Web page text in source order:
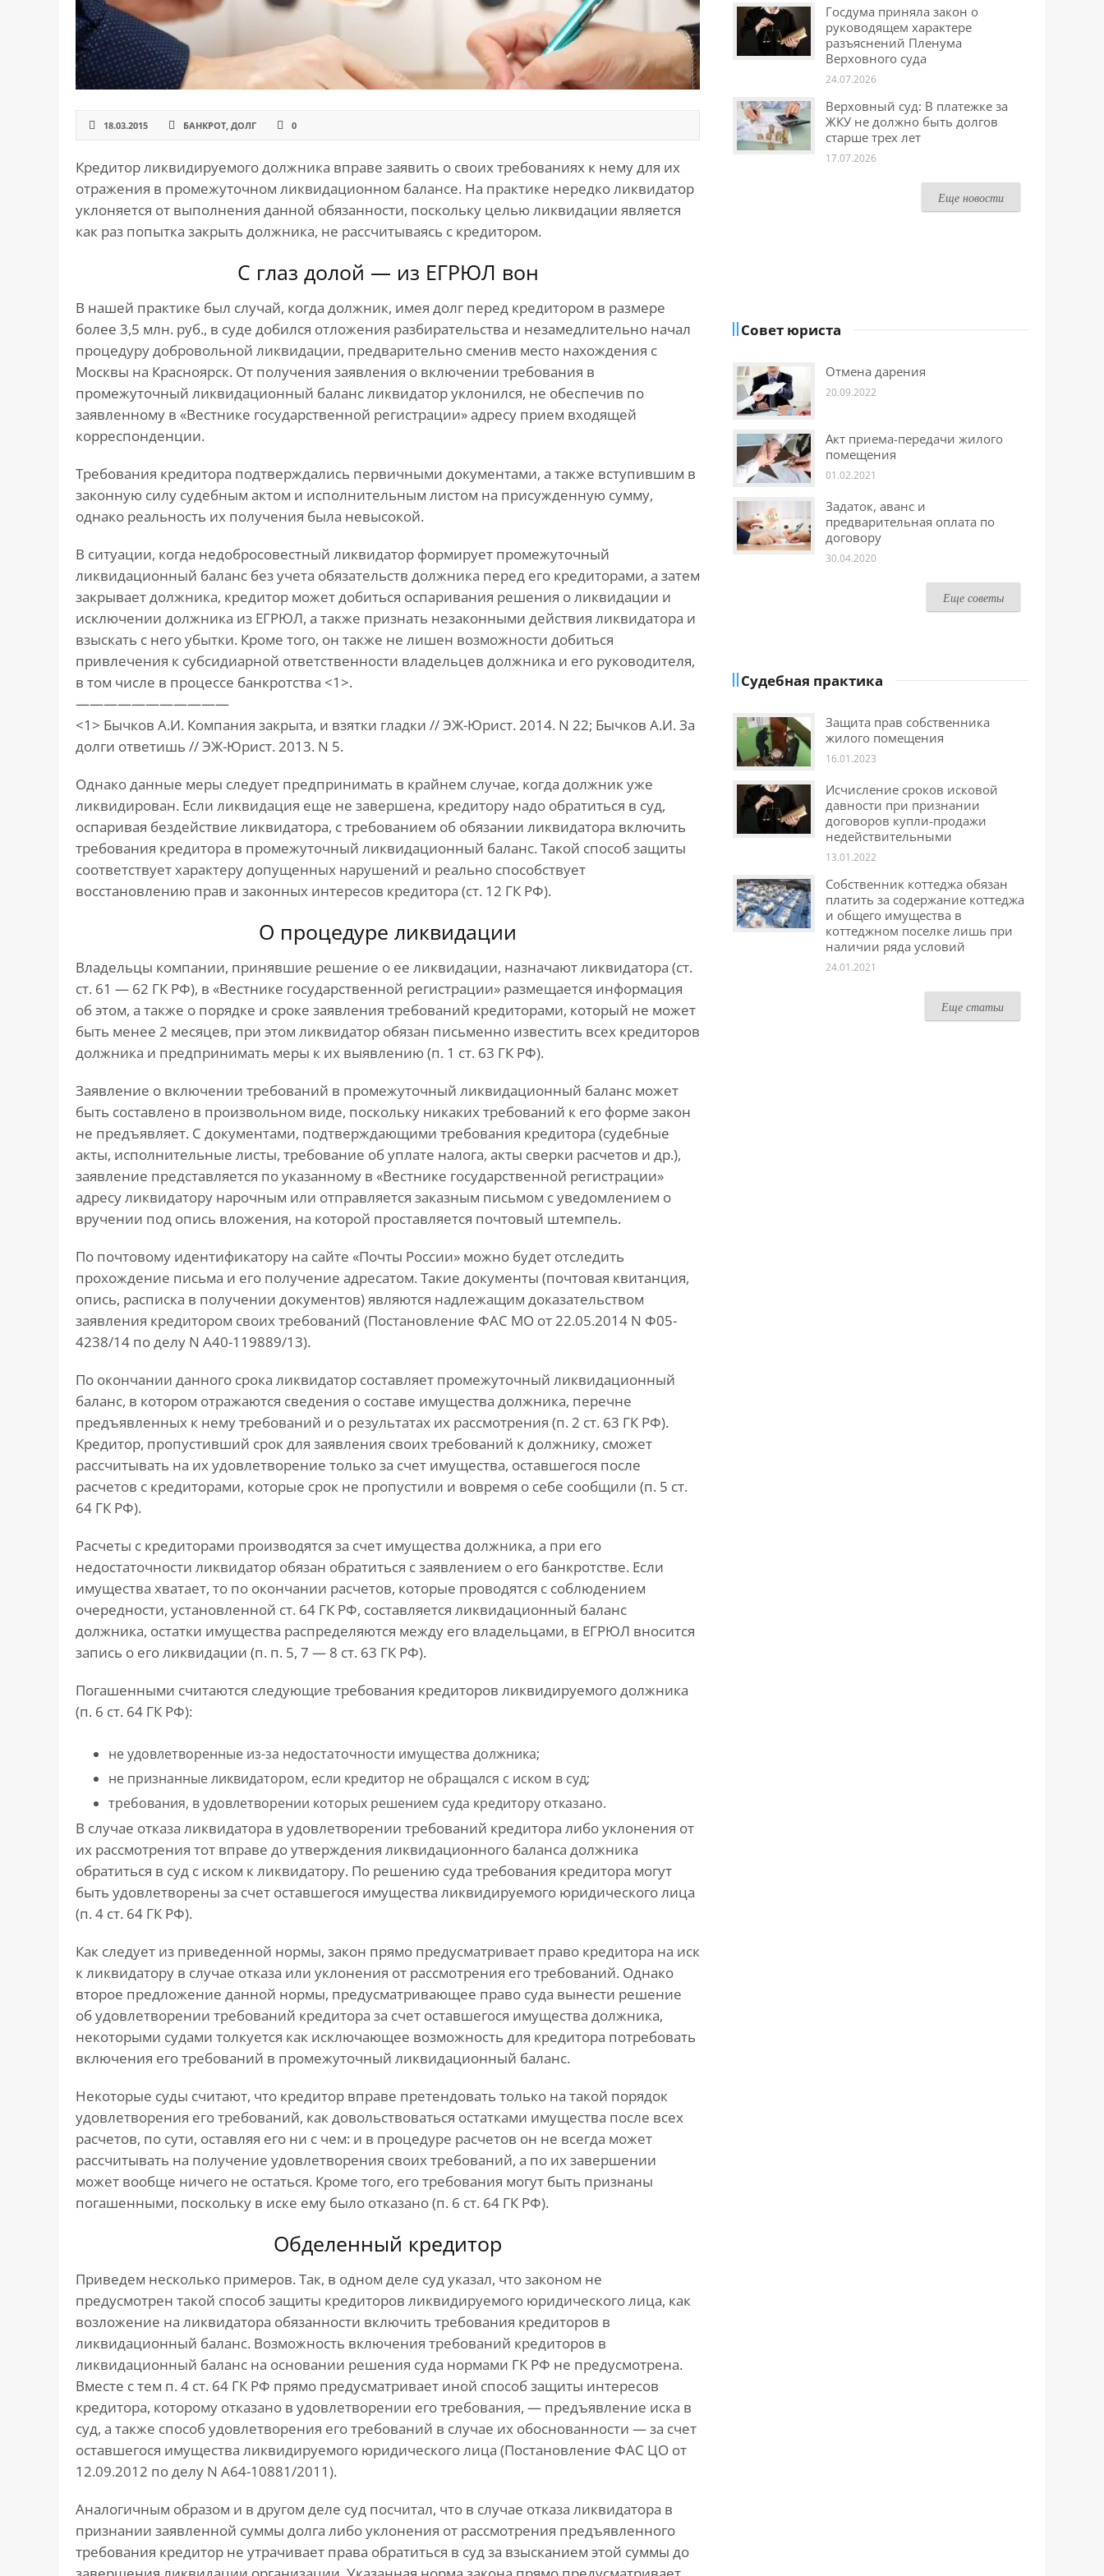
Контакты
г. Москва, ст. м. «Марксистская», ул.
Марксистская, д. 3, стр. 1
kmsud@yandex.ru
+7 (495) 642-27-02
+7 (936) 281-45-11
+7 (901) 511-80-52
18.03.2015 БАНКРОТ, ДОЛГ 0
Кредитор ликвидируемого должника вправе заявить о своих требованиях к нему для их
отражения в промежуточном ликвидационном балансе. На практике нередко ликвидатор
уклоняется от выполнения данной обязанности, поскольку целью ликвидации является
как раз попытка закрыть должника, не рассчитываясь с кредитором.
С глаз долой — из ЕГРЮЛ вон
В нашей практике был случай, когда должник, имея долг перед кредитором в размере
более 3,5 млн. руб., в суде добился отложения разбирательства и незамедлительно начал
процедуру добровольной ликвидации, предварительно сменив место нахождения с
Москвы на Красноярск. От получения заявления о включении требования в
промежуточный ликвидационный баланс ликвидатор уклонился, не обеспечив по
заявленному в «Вестнике государственной регистрации» адресу прием входящей
корреспонденции.
Требования кредитора подтверждались первичными документами, а также вступившим в
законную силу судебным актом и исполнительным листом на присужденную сумму,
однако реальность их получения была невысокой.
В ситуации, когда недобросовестный ликвидатор формирует промежуточный
ликвидационный баланс без учета обязательств должника перед его кредиторами, а затем
закрывает должника, кредитор может добиться оспаривания решения о ликвидации и
исключении должника из ЕГРЮЛ, а также признать незаконными действия ликвидатора и
взыскать с него убытки. Кроме того, он также не лишен возможности добиться
привлечения к субсидиарной ответственности владельцев должника и его руководителя,
в том числе в процессе банкротства <1>.
———————————
<1> Бычков А.И. Компания закрыта, и взятки гладки // ЭЖ-Юрист. 2014. N 22; Бычков А.И. За
долги ответишь // ЭЖ-Юрист. 2013. N 5.
Однако данные меры следует предпринимать в крайнем случае, когда должник уже
ликвидирован. Если ликвидация еще не завершена, кредитору надо обратиться в суд,
оспаривая бездействие ликвидатора, с требованием об обязании ликвидатора включить
требования кредитора в промежуточный ликвидационный баланс. Такой способ защиты
соответствует характеру допущенных нарушений и реально способствует
восстановлению прав и законных интересов кредитора (ст. 12 ГК РФ).
О процедуре ликвидации
Владельцы компании, принявшие решение о ее ликвидации, назначают ликвидатора (ст.
ст. 61 — 62 ГК РФ), в «Вестнике государственной регистрации» размещается информация
об этом, а также о порядке и сроке заявления требований кредиторами, который не может
быть менее 2 месяцев, при этом ликвидатор обязан письменно известить всех кредиторов
должника и предпринимать меры к их выявлению (п. 1 ст. 63 ГК РФ).
Заявление о включении требований в промежуточный ликвидационный баланс может
быть составлено в произвольном виде, поскольку никаких требований к его форме закон
не предъявляет. С документами, подтверждающими требования кредитора (судебные
акты, исполнительные листы, требование об уплате налога, акты сверки расчетов и др.),
заявление представляется по указанному в «Вестнике государственной регистрации»
адресу ликвидатору нарочным или отправляется заказным письмом с уведомлением о
вручении под опись вложения, на которой проставляется почтовый штемпель.
По почтовому идентификатору на сайте «Почты России» можно будет отследить
прохождение письма и его получение адресатом. Такие документы (почтовая квитанция,
опись, расписка в получении документов) являются надлежащим доказательством
заявления кредитором своих требований (Постановление ФАС МО от 22.05.2014 N Ф05-
4238/14 по делу N А40-119889/13).
По окончании данного срока ликвидатор составляет промежуточный ликвидационный
баланс, в котором отражаются сведения о составе имущества должника, перечне
предъявленных к нему требований и о результатах их рассмотрения (п. 2 ст. 63 ГК РФ).
Кредитор, пропустивший срок для заявления своих требований к должнику, сможет
рассчитывать на их удовлетворение только за счет имущества, оставшегося после
расчетов с кредиторами, которые срок не пропустили и вовремя о себе сообщили (п. 5 ст.
64 ГК РФ).
Расчеты с кредиторами производятся за счет имущества должника, а при его
недостаточности ликвидатор обязан обратиться с заявлением о его банкротстве. Если
имущества хватает, то по окончании расчетов, которые проводятся с соблюдением
очередности, установленной ст. 64 ГК РФ, составляется ликвидационный баланс
должника, остатки имущества распределяются между его владельцами, в ЕГРЮЛ вносится
запись о его ликвидации (п. п. 5, 7 — 8 ст. 63 ГК РФ).
Погашенными считаются следующие требования кредиторов ликвидируемого должника
(п. 6 ст. 64 ГК РФ):
не удовлетворенные из-за недостаточности имущества должника;
не признанные ликвидатором, если кредитор не обращался с иском в суд;
требования, в удовлетворении которых решением суда кредитору отказано.
В случае отказа ликвидатора в удовлетворении требований кредитора либо уклонения от
их рассмотрения тот вправе до утверждения ликвидационного баланса должника
обратиться в суд с иском к ликвидатору. По решению суда требования кредитора могут
быть удовлетворены за счет оставшегося имущества ликвидируемого юридического лица
(п. 4 ст. 64 ГК РФ).
Как следует из приведенной нормы, закон прямо предусматривает право кредитора на иск
к ликвидатору в случае отказа или уклонения от рассмотрения его требований. Однако
второе предложение данной нормы, предусматривающее право суда вынести решение
об удовлетворении требований кредитора за счет оставшегося имущества должника,
некоторыми судами толкуется как исключающее возможность для кредитора потребовать
включения его требований в промежуточный ликвидационный баланс.
Некоторые суды считают, что кредитор вправе претендовать только на такой порядок
удовлетворения его требований, как довольствоваться остатками имущества после всех
расчетов, по сути, оставляя его ни с чем: и в процедуре расчетов он не всегда может
рассчитывать на получение удовлетворения своих требований, а по их завершении
может вообще ничего не остаться. Кроме того, его требования могут быть признаны
погашенными, поскольку в иске ему было отказано (п. 6 ст. 64 ГК РФ).
Обделенный кредитор
Приведем несколько примеров. Так, в одном деле суд указал, что законом не
предусмотрен такой способ защиты кредиторов ликвидируемого юридического лица, как
возложение на ликвидатора обязанности включить требования кредиторов в
ликвидационный баланс. Возможность включения требований кредиторов в
ликвидационный баланс на основании решения суда нормами ГК РФ не предусмотрена.
Вместе с тем п. 4 ст. 64 ГК РФ прямо предусматривает иной способ защиты интересов
кредитора, которому отказано в удовлетворении его требования, — предъявление иска в
суд, а также способ удовлетворения его требований в случае их обоснованности — за счет
оставшегося имущества ликвидируемого юридического лица (Постановление ФАС ЦО от
12.09.2012 по делу N А64-10881/2011).
Аналогичным образом и в другом деле суд посчитал, что в случае отказа ликвидатора в
признании заявленной суммы долга либо уклонения от рассмотрения предъявленного
требования кредитор не утрачивает права обратиться в суд за взысканием этой суммы до
Госдума приняла закон о
руководящем характере
разъяснений Пленума
Верховного суда
24.07.2026
Верховный суд: В платежке за
ЖКУ не должно быть долгов
старше трех лет
17.07.2026
Еще новости
Совет юриста
Отмена дарения
20.09.2022
Акт приема-передачи жилого
помещения
01.02.2021
Задаток, аванс и
предварительная оплата по
договору
30.04.2020
Еще советы
Судебная практика
Защита прав собственника
жилого помещения
16.01.2023
Исчисление сроков исковой
давности при признании
договоров купли-продажи
недействительными
13.01.2022
Собственник коттеджа обязан
платить за содержание коттеджа
и общего имущества в
коттеджном поселке лишь при
наличии ряда условий
24.01.2021
Еще статьи